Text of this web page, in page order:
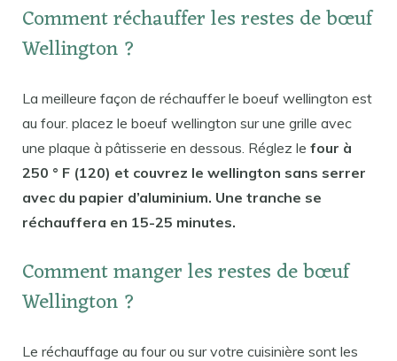
Comment réchauffer les restes de bœuf
Wellington ?
La meilleure façon de réchauffer le boeuf wellington est
au four. placez le boeuf wellington sur une grille avec
une plaque à pâtisserie en dessous. Réglez le four à
250 ° F (120) et couvrez le wellington sans serrer
avec du papier d’aluminium. Une tranche se
réchauffera en 15-25 minutes.
Comment manger les restes de bœuf
Wellington ?
Le réchauffage au four ou sur votre cuisinière sont les